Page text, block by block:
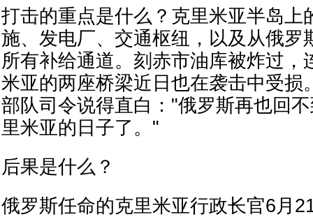
打击的重点是什么？克里米亚半岛上
施、发电厂、交通枢纽，以及从俄罗
所有补给通道。刻赤市油库被炸过，
米亚的两座桥梁近日也在袭击中受损
部队司令说得直白："俄罗斯再也回
里米亚的日子了。"
后果是什么？
俄罗斯任命的克里米亚行政长官6月